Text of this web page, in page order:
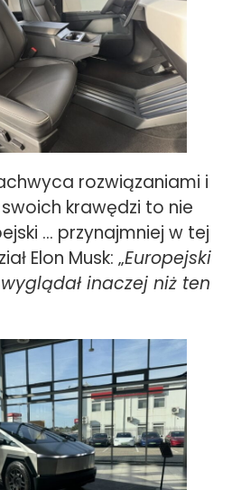
rozwiązaniami i
krawędzi to nie
… przynajmniej w tej
Elon Musk: „Europejski
inaczej niż ten